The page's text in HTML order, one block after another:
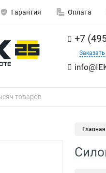
Гарантия Оплата
+7
Главная